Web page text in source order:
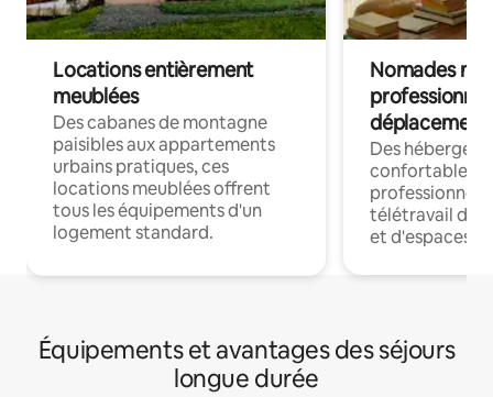
Locations entièrement
meublées
Des cabanes de montagne
paisibles aux appartements
urbains pratiques, ces
locations meublées offrent
tous les équipements d'un
logement standard.
Nomades
déplacement
Des
confortables
professionnels
télétravail
et d'espaces
Équipements et avantages des séjours
longue durée